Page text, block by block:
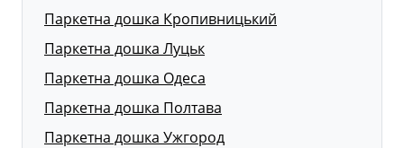
Паркетна дошка Кропивницький
Паркетна дошка Луцьк
Паркетна дошка Одеса
Паркетна дошка Полтава
Паркетна дошка Ужгород